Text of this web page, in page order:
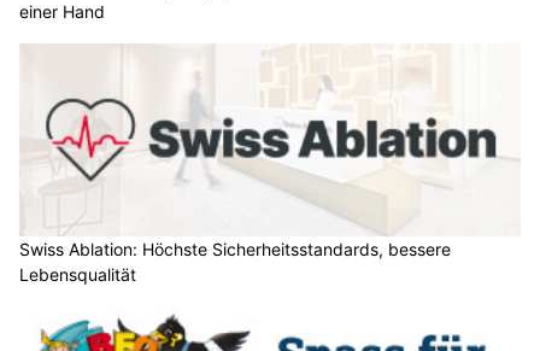
einer Hand
Swiss Ablation: Höchste Sicherheitsstandards, bessere
Lebensqualität